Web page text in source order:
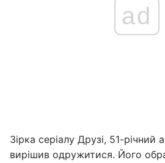
ad
Зірка серіалу Друзі, 51-річний
вирішив одружитися. Його